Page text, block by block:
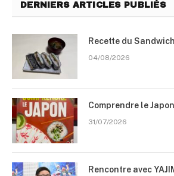
DERNIERS ARTICLES PUBLIÉS
Recette du
04/08/2026
Comprendre le Japon
31/07/2026
Rencontre avec